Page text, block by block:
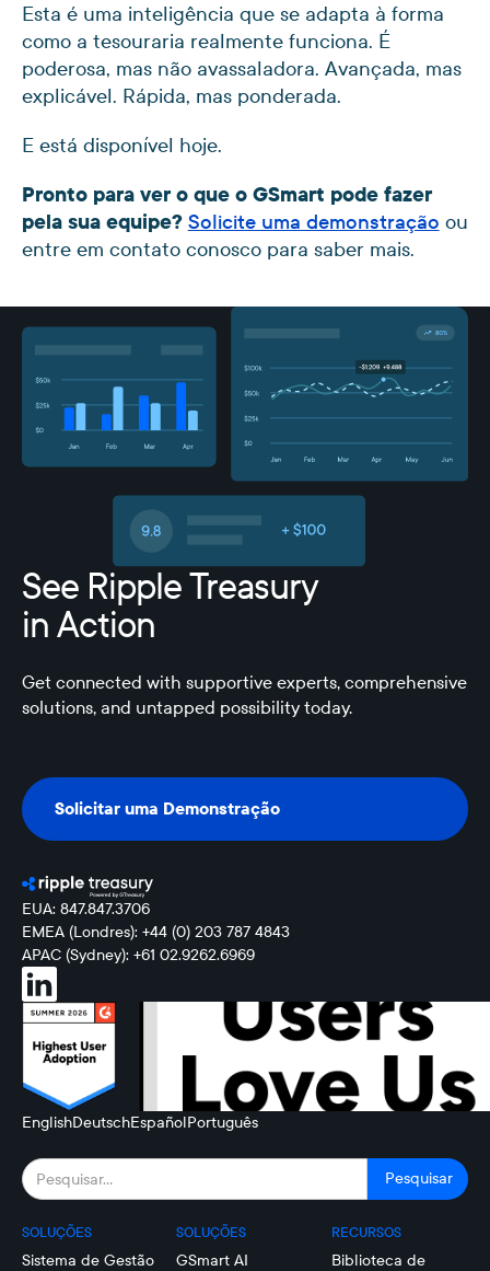
Esta é uma inteligência que se adapta à forma
como a tesouraria realmente funciona. É
poderosa, mas não avassaladora. Avançada, mas
explicável. Rápida, mas ponderada.
E está disponível hoje.
Pronto para ver o que o GSmart pode fazer
pela sua equipe? Solicite uma demonstração ou
entre em contato conosco para saber mais.
See Ripple Treasury
in Action
Get connected with supportive experts, comprehensive
solutions, and untapped possibility today.
Solicitar uma Demonstração
Solicitar uma Demonstração
EUA: 847.847.3706
EMEA (Londres): +44 (0) 203 787 4843
APAC (Sydney): +61 02.9262.6969
EnglishDeutschEspañolPortuguês
SOLUÇÕES
Sistema de Gestão
SOLUÇÕES
GSmart AI
RECURSOS
Biblioteca de